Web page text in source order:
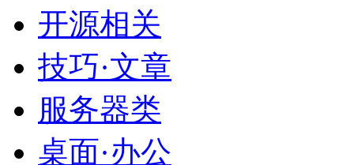
开源相关
技巧·文章
服务器类
桌面·办公